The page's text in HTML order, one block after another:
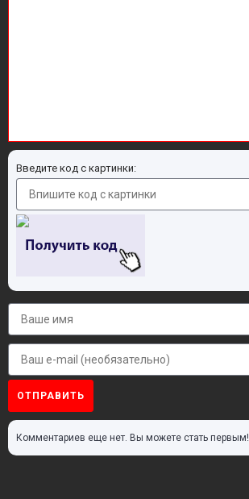
Введите код с картинки:
ОТПРАВИТЬ
Комментариев еще нет. Вы можете стать первым!